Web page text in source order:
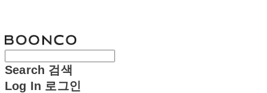
Search 검색
Log In 로그인